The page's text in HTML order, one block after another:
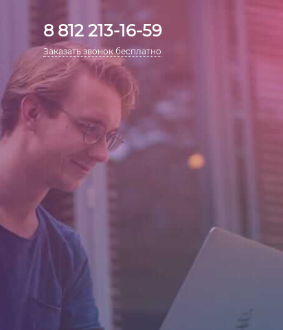
8 812 213-16-59
Заказать звонок бесплатно